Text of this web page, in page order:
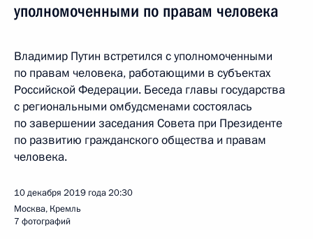
уполномоченными по правам человека
Владимир Путин встретился с уполномоченными
по правам человека, работающими в субъектах
Российской Федерации. Беседа главы государства
с региональными омбудсменами состоялась
по завершении заседания Совета при Президенте
по развитию гражданского общества и правам
человека.
10 декабря 2019 года20:30
Москва, Кремль
7 фотографий